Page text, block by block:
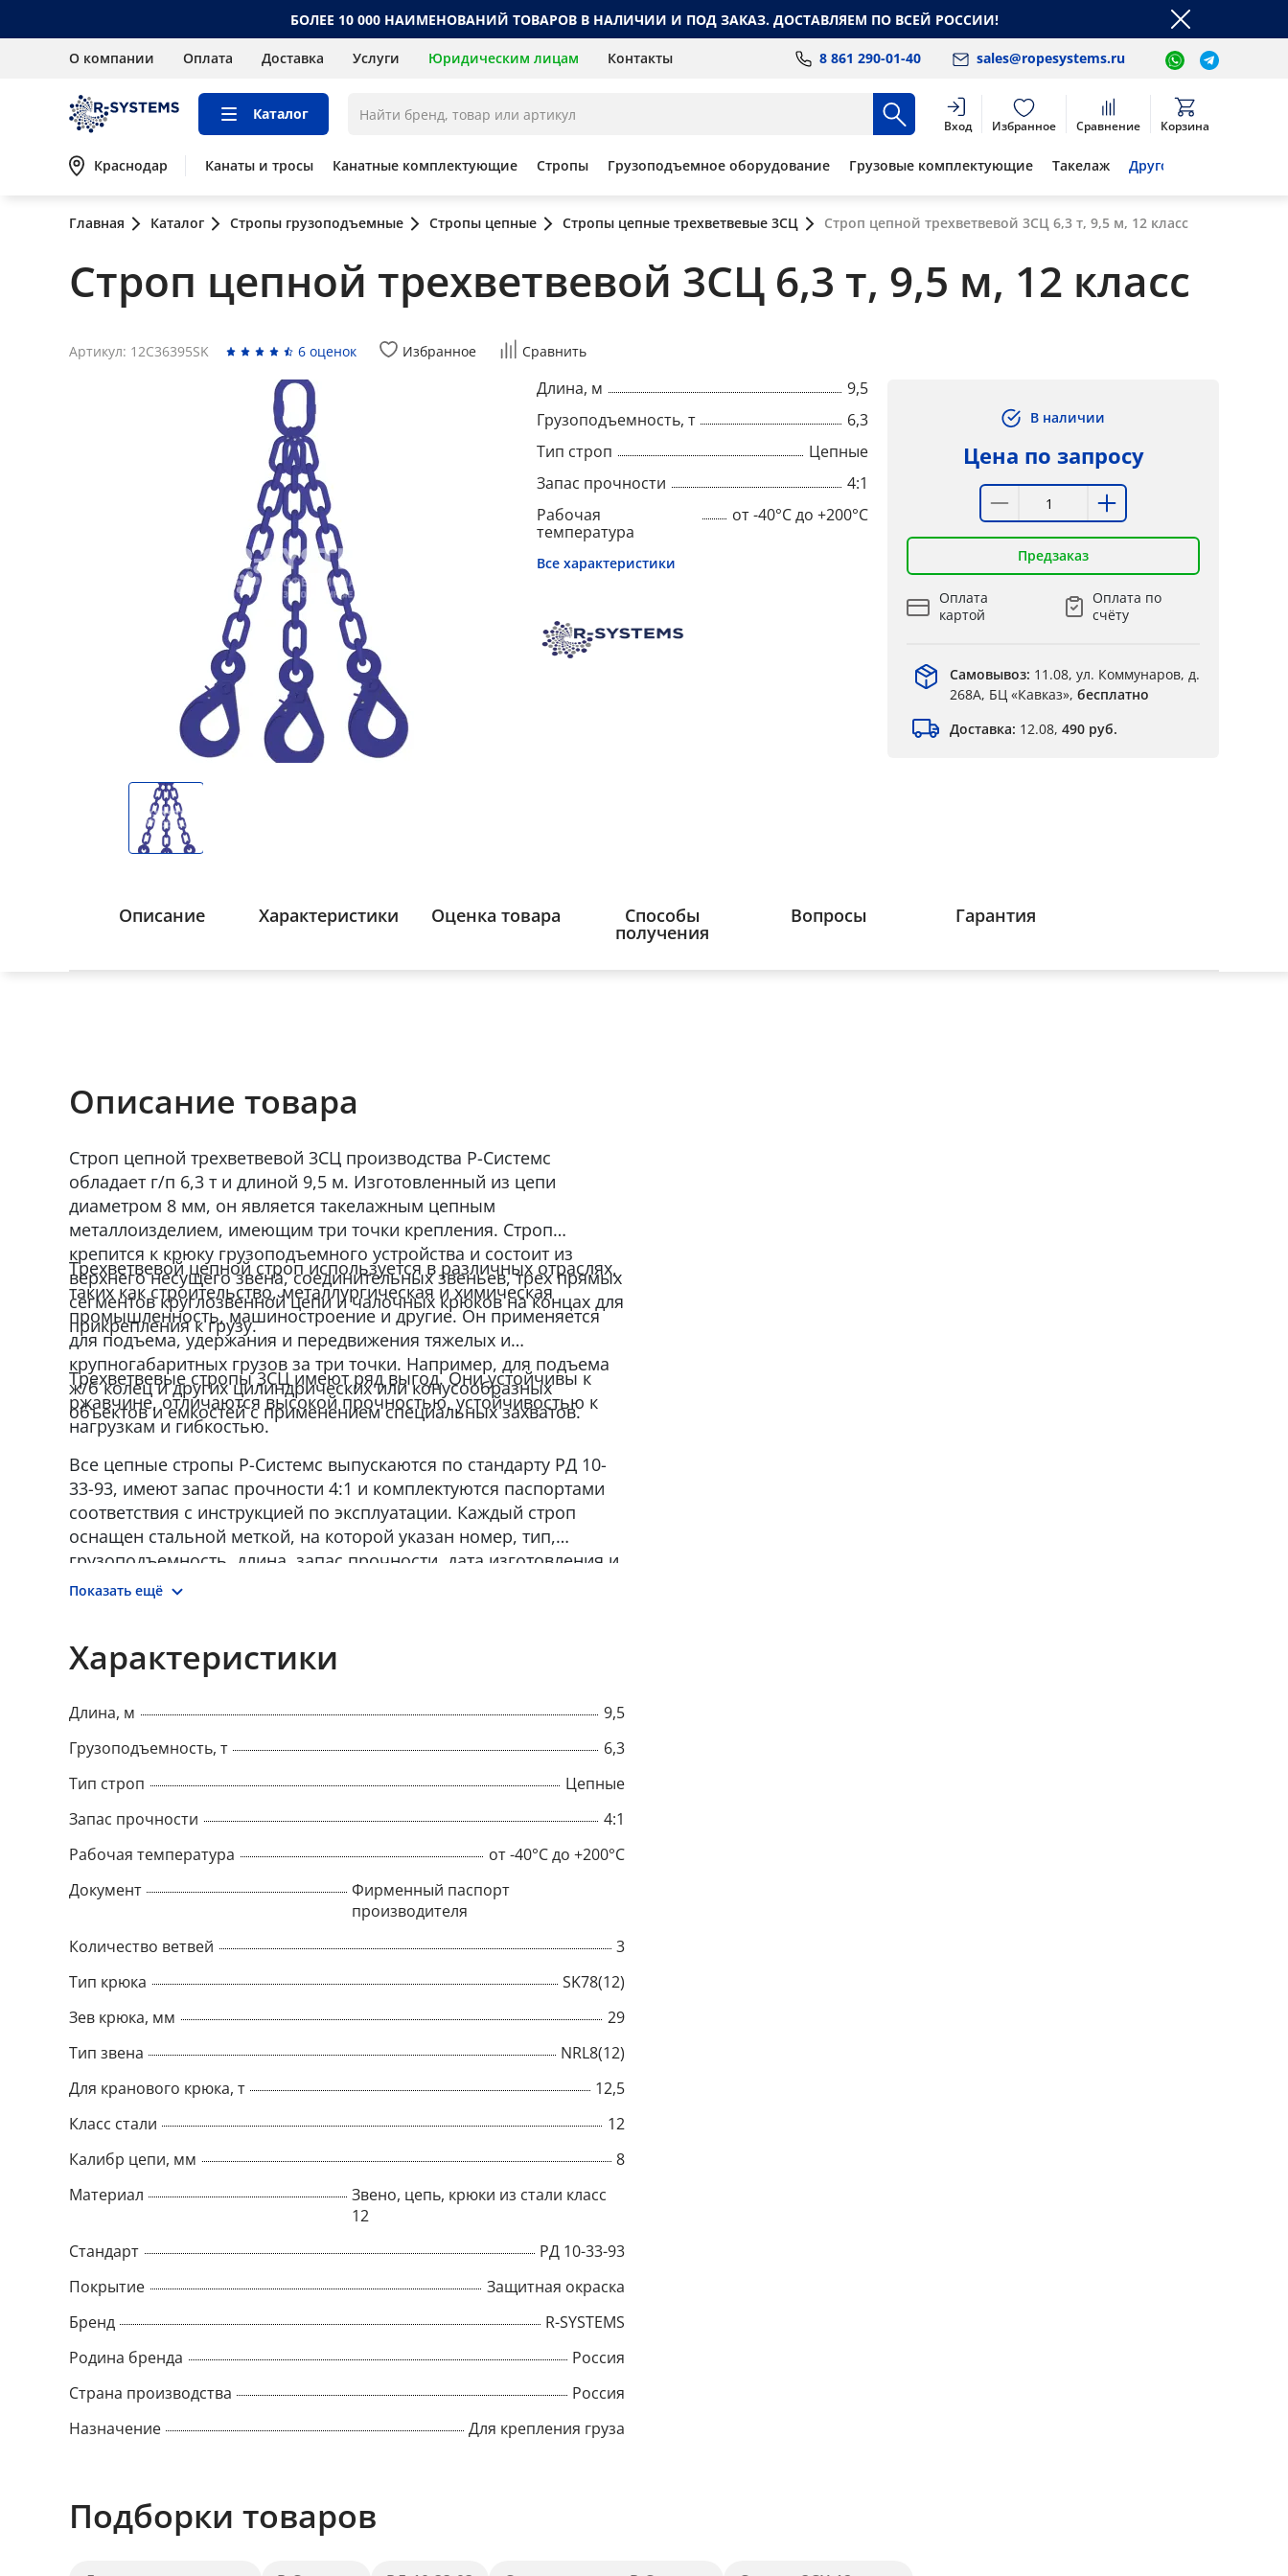
БОЛЕЕ 10 000 НАИМЕНОВАНИЙ ТОВАРОВ В НАЛИЧИИ И ПОД ЗАКАЗ. ДОСТАВЛЯЕМ ПО ВСЕЙ РОССИИ!
О компании Оплата Доставка Услуги Юридическим лицам Контакты 8 861 290-01-40 sales@ropesystems.ru
Каталог
Вход Избранное Сравнение Корзина
Краснодар Канаты и тросы Канатные комплектующие Стропы Грузоподъемное оборудование Грузовые комплектующие Такелаж Другое
Главная Каталог Стропы грузоподъемные Стропы цепные Стропы цепные трехветвевые 3СЦ Строп цепной трехветвевой 3СЦ 6,3 т, 9,5 м, 12 класс
Строп цепной трехветвевой 3СЦ 6,3 т, 9,5 м, 12 класс
Артикул: 12C36395SK 6 оценок Избранное Сравнить
Длина, м
9,5
Грузоподъемность, т
6,3
Тип строп
Цепные
Запас прочности
4:1
Рабочая
температура
от -40°C до +200°C
Все характеристики
В наличии
Цена по запросу
Предзаказ
Оплата
картой
Оплата по
счёту
Самовывоз: 11.08, ул. Коммунаров, д.
268А, БЦ «Кавказ», бесплатно
Доставка: 12.08, 490 руб.
Описание Характеристики Оценка товара Способы
получения
Вопросы Гарантия
Описание товара
Строп цепной трехветвевой 3СЦ производства Р-Системс
обладает г/п 6,3 т и длиной 9,5 м. Изготовленный из цепи
диаметром 8 мм, он является такелажным цепным
металлоизделием, имеющим три точки крепления. Строп
крепится к крюку грузоподъемного устройства и состоит из
верхнего несущего звена, соединительных звеньев, трех прямых
сегментов круглозвенной цепи и чалочных крюков на концах для
прикрепления к грузу.
Трехветвевой цепной строп используется в различных отраслях,
таких как строительство, металлургическая и химическая
промышленность, машиностроение и другие. Он применяется
для подъема, удержания и передвижения тяжелых и
крупногабаритных грузов за три точки. Например, для подъема
ж/б колец и других цилиндрических или конусообразных
объектов и емкостей с применением специальных захватов.
Трехветвевые стропы 3СЦ имеют ряд выгод. Они устойчивы к
ржавчине, отличаются высокой прочностью, устойчивостью к
нагрузкам и гибкостью.
Все цепные стропы Р-Системс выпускаются по стандарту РД 10-
33-93, имеют запас прочности 4:1 и комплектуются паспортами
соответствия с инструкцией по эксплуатации. Каждый строп
оснащен стальной меткой, на которой указан номер, тип,
грузоподъемность, длина, запас прочности, дата изготовления и
наименование производителя.
Показать ещё
Характеристики
Длина, м
9,5
Грузоподъемность, т
6,3
Тип строп
Цепные
Запас прочности
4:1
Рабочая температура
от -40°C до +200°C
Документ
Фирменный паспорт
производителя
Количество ветвей
3
Тип крюка
SK78(12)
Зев крюка, мм
29
Тип звена
NRL8(12)
Для кранового крюка, т
12,5
Класс стали
12
Калибр цепи, мм
8
Материал
Звено, цепь, крюки из стали класс
12
Стандарт
РД 10-33-93
Покрытие
Защитная окраска
Бренд
R-SYSTEMS
Родина бренда
Россия
Страна производства
Россия
Назначение
Для крепления груза
Подборки товаров
Popup
Title